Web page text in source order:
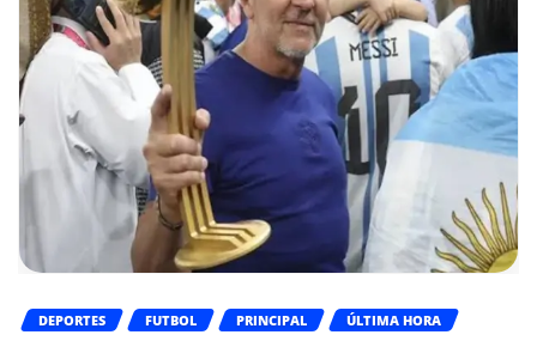
DEPORTES FUTBOL PRINCIPAL ÚLTIMA HORA